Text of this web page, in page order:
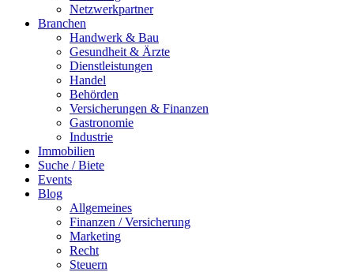
Netzwerkpartner
Branchen
Handwerk & Bau
Gesundheit & Ärzte
Dienstleistungen
Handel
Behörden
Versicherungen & Finanzen
Gastronomie
Industrie
Immobilien
Suche / Biete
Events
Blog
Allgemeines
Finanzen / Versicherung
Marketing
Recht
Steuern